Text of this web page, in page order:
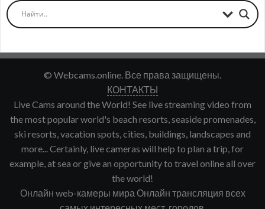
© Webcams.online. Все права защищены.
КОНТАКТЫ
Live Cams around the World! See live streaming video from
the most popular world's beach resorts, seaside promenades,
ski resorts, vacation spots, cities, buildings, landscapes and
more... Certainly, live cameras will help to plan a trip, for
example, at sea or give an opportunity to travel online all over
the world!
Онлайн web-камеры мира Онлайн трансляция всех